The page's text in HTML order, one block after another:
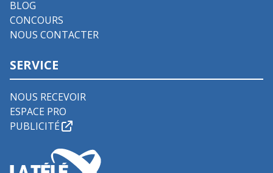
BLOG
CONCOURS
NOUS CONTACTER
SERVICE
NOUS RECEVOIR
ESPACE PRO
PUBLICITÉ